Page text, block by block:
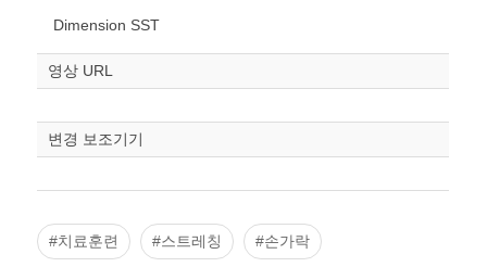
스케일
조정
Dimension SST
영상 URL
변경 보조기기
#치료훈련 #스트레칭 #손가락